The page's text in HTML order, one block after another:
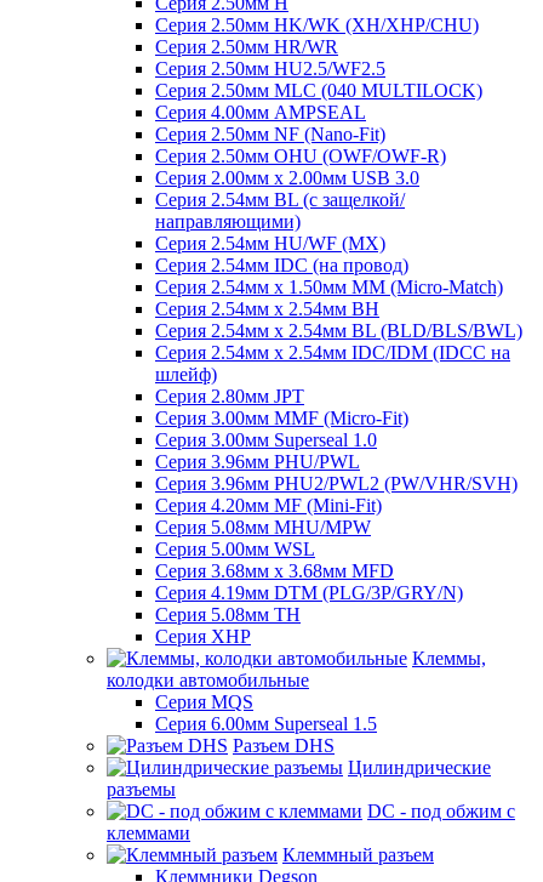
Серия 2.50мм HK/WK (XH/XHP/CHU)
Серия 2.50мм HR/WR
Серия 2.50мм HU2.5/WF2.5
Серия 2.50мм MLC (040 MULTILOCK)
Серия 4.00мм AMPSEAL
Серия 2.50мм NF (Nano-Fit)
Серия 2.50мм OHU (OWF/OWF-R)
Серия 2.00мм x 2.00мм USB 3.0
Серия 2.54мм BL (с защелкой/
направляющими)
Серия 2.54мм HU/WF (MX)
Серия 2.54мм IDC (на провод)
Серия 2.54мм х 1.50мм MM (Micro-Match)
Серия 2.54мм х 2.54мм BH
Серия 2.54мм х 2.54мм BL (BLD/BLS/BWL)
Серия 2.54мм х 2.54мм IDC/IDM (IDCC на
шлейф)
Серия 2.80мм JPT
Серия 3.00мм MMF (Micro-Fit)
Серия 3.00мм Superseal 1.0
Серия 3.96мм PHU/PWL
Серия 3.96мм PHU2/PWL2 (PW/VHR/SVH)
Серия 4.20мм MF (Mini-Fit)
Серия 5.08мм MHU/MPW
Серия 5.00мм WSL
Серия 3.68мм х 3.68мм MFD
Серия 4.19мм DTM (PLG/3P/GRY/N)
Серия 5.08мм TH
Серия XHP
Клеммы,
колодки автомобильные
Серия MQS
Серия 6.00мм Superseal 1.5
Разъем DHS
Цилиндрические
разъемы
DC - под обжим с
клеммами
Клеммный разъем
Клеммники Degson